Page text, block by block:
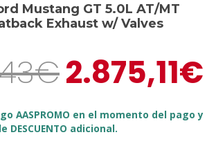
Mustang GT 5.0L AT/MT
Exhaust w/ Valves
€2.875,11€
AASPROMO en el momento del pago y
DESCUENTO adicional.